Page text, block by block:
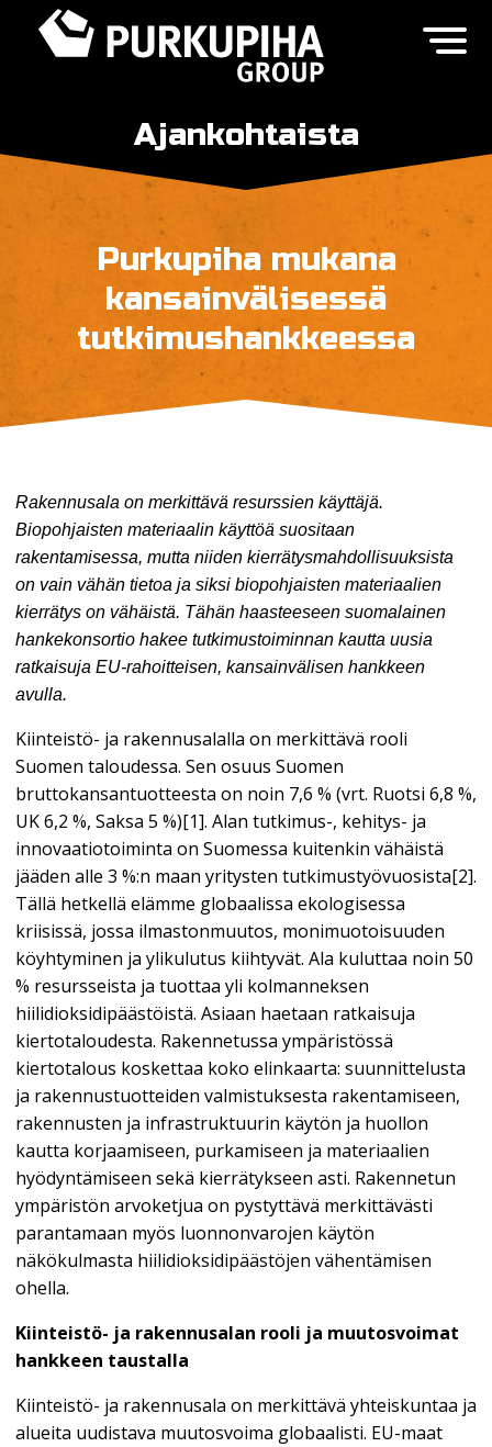
Ajankohtaista
Purkupiha mukana
kansainvälisessä
tutkimushankkeessa
Rakennusala on merkittävä resurssien käyttäjä.
Biopohjaisten materiaalin käyttöä suositaan
rakentamisessa, mutta niiden kierrätysmahdollisuuksista
on vain vähän tietoa ja siksi biopohjaisten materiaalien
kierrätys on vähäistä. Tähän haasteeseen suomalainen
hankekonsortio hakee tutkimustoiminnan kautta uusia
ratkaisuja EU-rahoitteisen, kansainvälisen hankkeen
avulla.
Kiinteistö- ja rakennusalalla on merkittävä rooli
Suomen taloudessa. Sen osuus Suomen
bruttokansantuotteesta on noin 7,6 % (vrt. Ruotsi 6,8 %,
UK 6,2 %, Saksa 5 %)[1]. Alan tutkimus-, kehitys- ja
innovaatiotoiminta on Suomessa kuitenkin vähäistä
jääden alle 3 %:n maan yritysten tutkimustyövuosista[2].
Tällä hetkellä elämme globaalissa ekologisessa
kriisissä, jossa ilmastonmuutos, monimuotoisuuden
köyhtyminen ja ylikulutus kiihtyvät. Ala kuluttaa noin 50
% resursseista ja tuottaa yli kolmanneksen
hiilidioksidipäästöistä. Asiaan haetaan ratkaisuja
kiertotaloudesta. Rakennetussa ympäristössä
kiertotalous koskettaa koko elinkaarta: suunnittelusta
ja rakennustuotteiden valmistuksesta rakentamiseen,
rakennusten ja infrastruktuurin käytön ja huollon
kautta korjaamiseen, purkamiseen ja materiaalien
hyödyntämiseen sekä kierrätykseen asti. Rakennetun
ympäristön arvoketjua on pystyttävä merkittävästi
parantamaan myös luonnonvarojen käytön
näkökulmasta hiilidioksidipäästöjen vähentämisen
ohella.
Kiinteistö- ja rakennusalan rooli ja muutosvoimat
hankkeen taustalla
Kiinteistö- ja rakennusala on merkittävä yhteiskuntaa ja
alueita uudistava muutosvoima globaalisti. EU-maat